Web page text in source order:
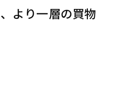
より一層の買物